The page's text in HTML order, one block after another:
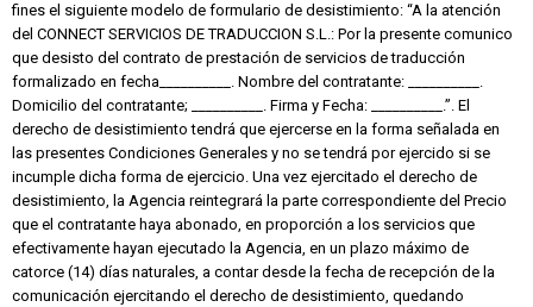
fines el siguiente modelo de formulario de desistimiento: “A la atención
del CONNECT SERVICIOS DE TRADUCCION S.L.: Por la presente comunico
que desisto del contrato de prestación de servicios de traducción
formalizado en fecha__________. Nombre del contratante: __________.
Domicilio del contratante; __________. Firma y Fecha: __________.”. El
derecho de desistimiento tendrá que ejercerse en la forma señalada en
las presentes Condiciones Generales y no se tendrá por ejercido si se
incumple dicha forma de ejercicio. Una vez ejercitado el derecho de
desistimiento, la Agencia reintegrará la parte correspondiente del Precio
que el contratante haya abonado, en proporción a los servicios que
efectivamente hayan ejecutado la Agencia, en un plazo máximo de
catorce (14) días naturales, a contar desde la fecha de recepción de la
comunicación ejercitando el derecho de desistimiento, quedando